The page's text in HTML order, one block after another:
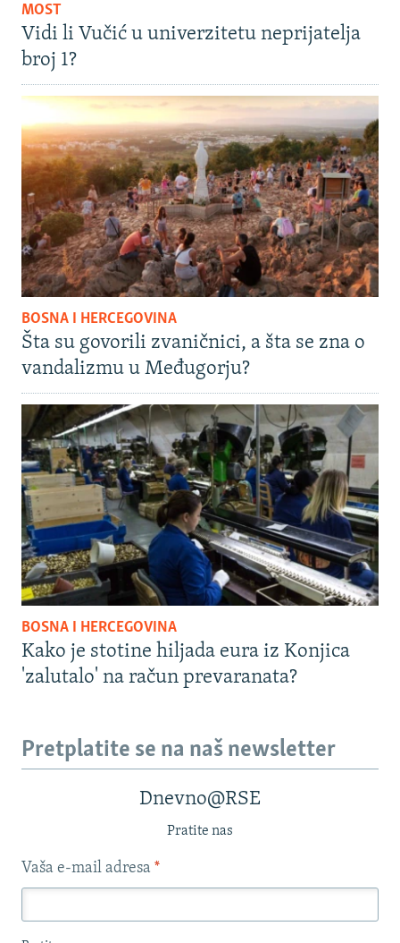
MOST
Vidi li Vučić u univerzitetu neprijatelja
broj 1?
BOSNA I HERCEGOVINA
Šta su govorili zvaničnici, a šta se zna o
vandalizmu u Međugorju?
BOSNA I HERCEGOVINA
Kako je stotine hiljada eura iz Konjica
'zalutalo' na račun prevaranata?
Pretplatite se na naš newsletter
Dnevno@RSE
Pratite nas
Vaša e-mail adresa *